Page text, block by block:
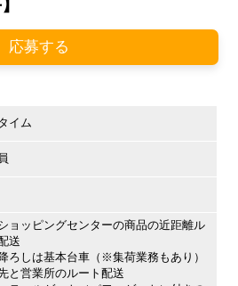
応募する
イム
ョッピングセンターの商品の近距離ル
送
ろしは基本台車（※集荷業務もあり）
と営業所のルート配送